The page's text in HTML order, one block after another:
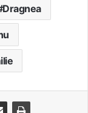
Dragnea